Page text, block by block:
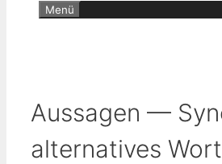
Menü
Aussagen —
alternatives Wort